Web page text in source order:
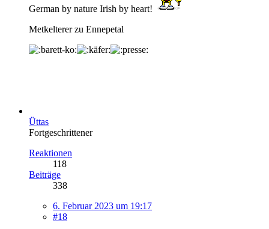
German by nature Irish by heart!
Metkelterer zu Ennepetal
Üttas
Fortgeschrittener
Reaktionen
118
Beiträge
338
6. Februar 2023 um 19:17
#18